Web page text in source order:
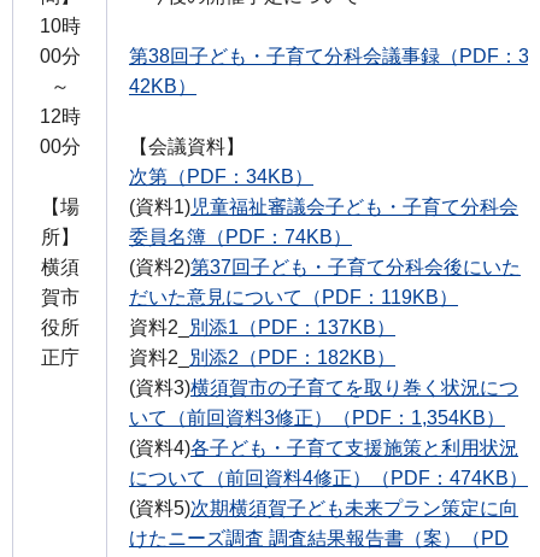
10時
00分
～
12時
00分
【場
所】
横須
賀市
役所
正庁
第38回子ども・子育て分科会議事録（PDF：3
42KB）
【会議資料】
次第（PDF：34KB）
(資料1)児童福祉審議会子ども・子育て分科会
委員名簿（PDF：74KB）
(資料2)第37回子ども・子育て分科会後にいた
だいた意見について（PDF：119KB）
資料2_
別添1（PDF：137KB）
資料2_
別添2（PDF：182KB）
(資料3)横須賀市の子育てを取り巻く状況につ
いて（前回資料3修正）（PDF：1,354KB）
(資料4)各子ども・子育て支援施策と利用状況
について（前回資料4修正）（PDF：474KB）
(資料5)次期横須賀子ども未来プラン策定に向
けたニーズ調査 調査結果報告書（案）（PD